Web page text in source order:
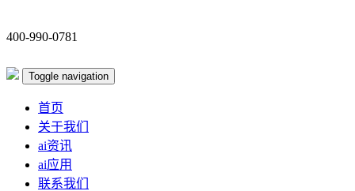
400-990-0781
Toggle navigation
首页
关于我们
ai资讯
ai应用
联系我们